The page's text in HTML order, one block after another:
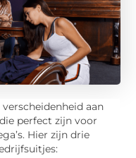
aan
die perfect zijn voor
Hier zijn drie